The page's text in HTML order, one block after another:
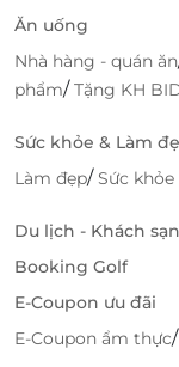
Mua vé GOm
LifeLink
LifeLink là nền
và đời sống. Với
thiện và thanh
con em mình
thuật sống động.
Lợi ích khi đặt
Nhận
Ăn uống
Nhà hàng - quán ăn
phẩm/Tặng KH
Sức khỏe & Làm
Làm đẹp/Sức khỏe
Du lịch - Khách sạn
Booking Golf
E-Coupon ưu đãi
E-Coupon ẩm thực/